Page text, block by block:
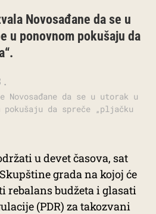
Novosađane da se u
u ponovnom pokušaju da
da se u utorak u
pokušaju da spreče „pljačku
u devet časova, sat
grada na kojoj će
rebalans budžeta i glasati
(PDR) za takozvani